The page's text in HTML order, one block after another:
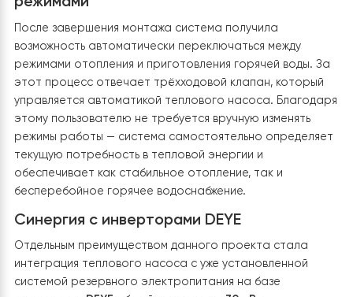
Компактное размещение оборудования
Из-за дефицита свободного пространства особое